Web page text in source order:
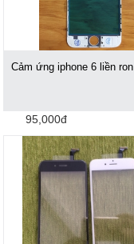
Cảm ứng iphone 6 liền ron
95,000đ